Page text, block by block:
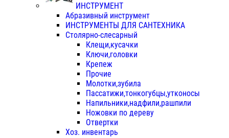
ИНСТРУМЕНТ
Абразивный инструмент
ИНСТРУМЕНТЫ ДЛЯ САНТЕХНИКА
Столярно-слесарный
Клещи,кусачки
Ключи,головки
Крепеж
Прочие
Молотки,зубила
Пассатижи,тонкогубцы,утконосы
Напильники,надфили,рашпили
Ножовки по дереву
Отвертки
Хоз. инвентарь